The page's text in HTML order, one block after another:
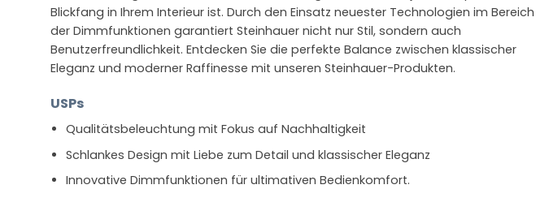
Blickfang in Ihrem Interieur ist. Durch den Einsatz neuester Technologien im Bereich
der Dimmfunktionen garantiert Steinhauer nicht nur Stil, sondern auch
Benutzerfreundlichkeit. Entdecken Sie die perfekte Balance zwischen klassischer
Eleganz und moderner Raffinesse mit unseren Steinhauer-Produkten.
USPs
Qualitätsbeleuchtung mit Fokus auf Nachhaltigkeit
Schlankes Design mit Liebe zum Detail und klassischer Eleganz
Innovative Dimmfunktionen für ultimativen Bedienkomfort.